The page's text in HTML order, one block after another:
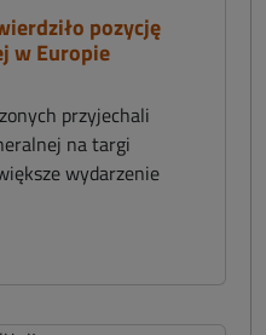
pozycję
w Europie
przyjechali
na targi
wydarzenie